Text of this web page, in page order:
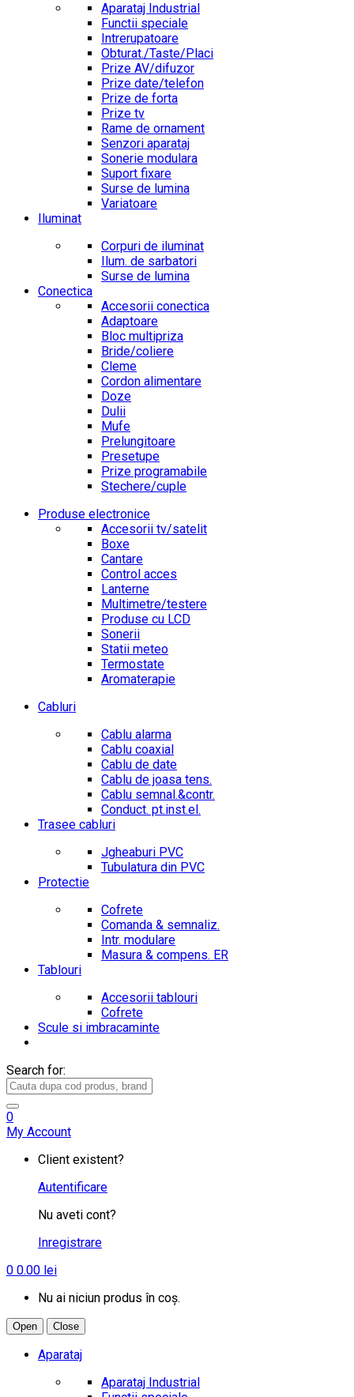
Aparataj Industrial
Functii speciale
Intrerupatoare
Obturat./Taste/Placi
Prize AV/difuzor
Prize date/telefon
Prize de forta
Prize tv
Rame de ornament
Senzori aparataj
Sonerie modulara
Suport fixare
Surse de lumina
Variatoare
Iluminat
Corpuri de iluminat
Ilum. de sarbatori
Surse de lumina
Conectica
Accesorii conectica
Adaptoare
Bloc multipriza
Bride/coliere
Cleme
Cordon alimentare
Doze
Dulii
Mufe
Prelungitoare
Presetupe
Prize programabile
Stechere/cuple
Produse electronice
Accesorii tv/satelit
Boxe
Cantare
Control acces
Lanterne
Multimetre/testere
Produse cu LCD
Sonerii
Statii meteo
Termostate
Aromaterapie
Cabluri
Cablu alarma
Cablu coaxial
Cablu de date
Cablu de joasa tens.
Cablu semnal.&contr.
Conduct. pt.inst.el.
Trasee cabluri
Jgheaburi PVC
Tubulatura din PVC
Protectie
Cofrete
Comanda & semnaliz.
Intr. modulare
Masura & compens. ER
Tablouri
Accesorii tablouri
Cofrete
Scule si imbracaminte
Search for:
0
My Account
Client existent?
Autentificare
Nu aveti cont?
Inregistrare
0 0.00 lei
Nu ai niciun produs în coș.
Open Close
Aparataj
Aparataj Industrial